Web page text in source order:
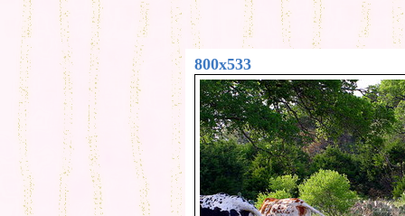
800x533